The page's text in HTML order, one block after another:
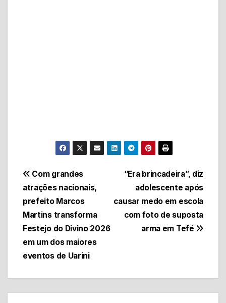
Navegação
de
Post
“Era brincadeira”, diz
adolescente após
causar medo em escola
com foto de suposta
arma em Tefé
Com grandes
atrações nacionais,
prefeito Marcos
Martins transforma
Festejo do Divino 2026
em um dos maiores
eventos de Uarini